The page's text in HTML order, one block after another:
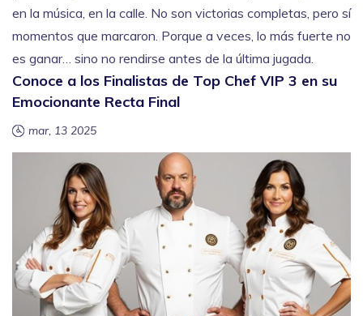
en la música, en la calle. No son victorias completas, pero sí
momentos que marcaron. Porque a veces, lo más fuerte no
es ganar… sino no rendirse antes de la última jugada.
Conoce a los Finalistas de Top Chef VIP 3 en su
Emocionante Recta Final
mar, 13 2025